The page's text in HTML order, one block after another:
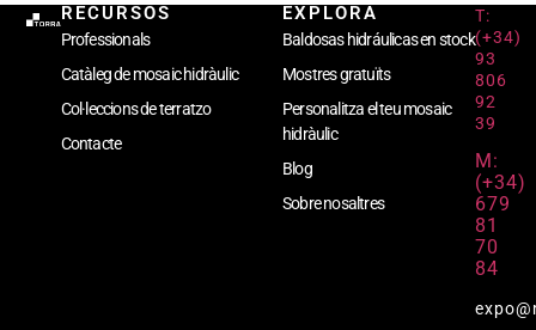
RECURSOS
Professionals
Catàleg de mosaic hidràulic
Col·leccions de terratzo
Contacte
EXPLORA
Baldosas hidráulicas en stock
Mostres gratuïts
Personalitza el teu mosaic
hidràulic
Blog
Sobre nosaltres
T:
(+34)
93
806
92
39
M:
(+34)
679
81
70
84